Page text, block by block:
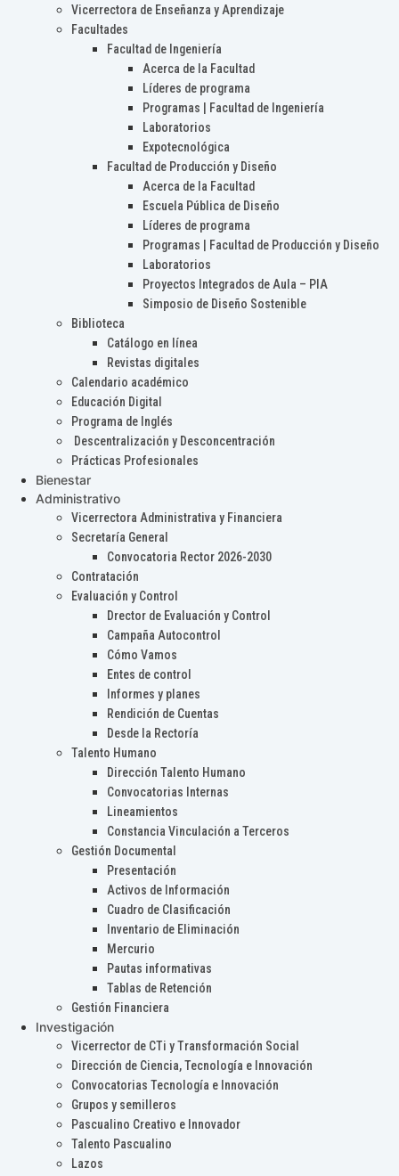
Vicerrectora de Enseñanza y Aprendizaje
Facultades
Facultad de Ingeniería
Acerca de la Facultad
Líderes de programa
Programas | Facultad de Ingeniería
Laboratorios
Expotecnológica
Facultad de Producción y Diseño
Acerca de la Facultad
Escuela Pública de Diseño
Líderes de programa
Programas | Facultad de Producción y Diseño
Laboratorios
Proyectos Integrados de Aula – PIA
Simposio de Diseño Sostenible
Biblioteca
Catálogo en línea
Revistas digitales
Calendario académico
Educación Digital
Programa de Inglés
Descentralización y Desconcentración
Prácticas Profesionales
Bienestar
Administrativo
Vicerrectora Administrativa y Financiera
Secretaría General
Convocatoria Rector 2026-2030
Contratación
Evaluación y Control
Drector de Evaluación y Control
Campaña Autocontrol
Cómo Vamos
Entes de control
Informes y planes
Rendición de Cuentas
Desde la Rectoría
Talento Humano
Dirección Talento Humano
Convocatorias Internas
Lineamientos
Constancia Vinculación a Terceros
Gestión Documental
Presentación
Activos de Información
Cuadro de Clasificación
Inventario de Eliminación
Mercurio
Pautas informativas
Tablas de Retención
Gestión Financiera
Investigación
Vicerrector de CTi y Transformación Social
Dirección de Ciencia, Tecnología e Innovación
Convocatorias Tecnología e Innovación
Grupos y semilleros
Pascualino Creativo e Innovador
Talento Pascualino
Lazos